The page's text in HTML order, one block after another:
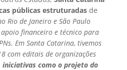
públicas estruturadasde
Rio de Janeiro e São Paulo
financeiro e técnico para
Em Santa Catarina, tivemos
com editais de organizações
iniciativas como o projeto do